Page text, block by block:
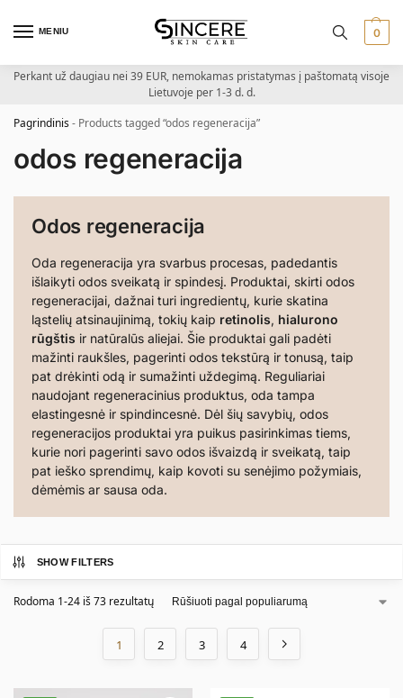
MENIU 0
Perkant už daugiau nei 39 EUR, nemokamas pristatymas į paštomatą visoje
Lietuvoje per 1-3 d. d.
Pagrindinis- Products tagged “odos regeneracija”
odos regeneracija
Odos regeneracija
Oda regeneracija yra svarbus procesas, padedantis
išlaikyti odos sveikatą ir spindesį. Produktai, skirti odos
regeneracijai, dažnai turi ingredientų, kurie skatina
ląstelių atsinaujinimą, tokių kaip retinolis, hialurono
rūgštis ir natūralūs aliejai. Šie produktai gali padėti
mažinti raukšles, pagerinti odos tekstūrą ir tonusą, taip
pat drėkinti odą ir sumažinti uždegimą. Reguliariai
naudojant regeneracinius produktus, oda tampa
elastingesnė ir spindincesnė. Dėl šių savybių, odos
regeneracijos produktai yra puikus pasirinkimas tiems,
kurie nori pagerinti savo odos išvaizdą ir sveikatą, taip
pat ieško sprendimų, kaip kovoti su senėjimo požymiais,
dėmėmis ar sausa oda.
SHOW FILTERS
Rodoma 1-24 iš 73 rezultatų
1 2 3 4